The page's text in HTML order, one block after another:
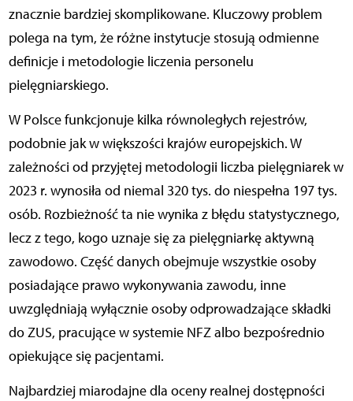
znacznie bardziej skomplikowane. Kluczowy problem
polega na tym, że różne instytucje stosują odmienne
definicje i metodologie liczenia personelu
pielęgniarskiego.
W Polsce funkcjonuje kilka równoległych rejestrów,
podobnie jak w większości krajów europejskich. W
zależności od przyjętej metodologii liczba pielęgniarek w
2023 r. wynosiła od niemal 320 tys. do niespełna 197 tys.
osób. Rozbieżność ta nie wynika z błędu statystycznego,
lecz z tego, kogo uznaje się za pielęgniarkę aktywną
zawodowo. Część danych obejmuje wszystkie osoby
posiadające prawo wykonywania zawodu, inne
uwzględniają wyłącznie osoby odprowadzające składki
do ZUS, pracujące w systemie NFZ albo bezpośrednio
opiekujące się pacjentami.
Najbardziej miarodajne dla oceny realnej dostępności